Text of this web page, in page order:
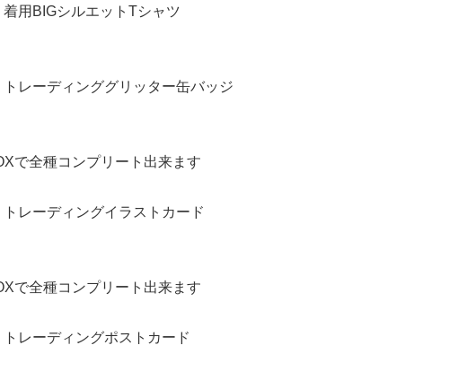
用BIGシルエットTシャツ
レーディンググリッター缶バッジ
で全種コンプリート出来ます
レーディングイラストカード
で全種コンプリート出来ます
レーディングポストカード